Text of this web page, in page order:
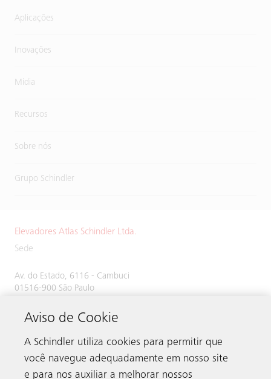
Aplicações
Inovações
Mídia
Recursos
Sobre nós
Grupo Schindler
Elevadores Atlas Schindler Ltda.
Sede
Av. do Estado, 6116 - Cambuci
01516-900 São Paulo
Aviso de Cookie
A Schindler utiliza cookies para permitir que
você navegue adequadamente em nosso site
e para nos auxiliar a melhorar nossos